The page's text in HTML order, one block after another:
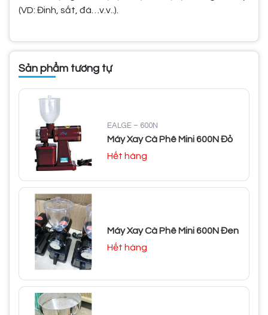
(VD: Đinh, sắt, đá…v.v..).
Sản phẩm tương tự
EALGE – 600N
Máy Xay Cà Phê Mini 600N Đỏ
Hết hàng
Máy Xay Cà Phê Mini 600N Đen
Hết hàng